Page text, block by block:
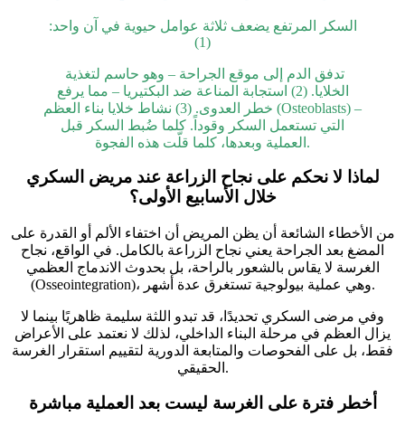
السكر المرتفع يضعف ثلاثة عوامل حيوية في آن واحد:
(1)
الخلايا.(2)
استجابة المناعة ضد البكتيريا – مما يرفع
خطر العدوى. (3)
نشاط خلايا بناء العظم (Osteoblasts) –
التي تستعمل السكر وقوداً. كلما ضُبط السكر قبل
العملية وبعدها، كلما قلّت هذه الفجوة.
لماذا لا نحكم على نجاح الزراعة عند مريض السكري
خلال الأسابيع الأولى؟
من الأخطاء الشائعة أن يظن المريض أن اختفاء الألم أو القدرة على
المضغ بعد الجراحة يعني نجاح الزراعة بالكامل. في الواقع، نجاح
الغرسة لا يقاس بالشعور بالراحة، بل بحدوث الاندماج العظمي
(Osseointegration)، وهي عملية بيولوجية تستغرق عدة أشهر.
وفي مرضى السكري تحديدًا، قد تبدو اللثة سليمة ظاهريًا بينما لا
يزال العظم في مرحلة البناء الداخلي، لذلك لا نعتمد على الأعراض
فقط، بل على الفحوصات والمتابعة الدورية لتقييم استقرار الغرسة
الحقيقي.
أخطر فترة على الغرسة ليست بعد العملية مباشرة